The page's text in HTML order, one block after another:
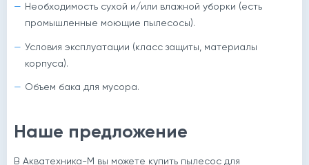
Необходимость сухой и/или влажной уборки (есть
промышленные моющие пылесосы).
Условия эксплуатации (класс защиты, материалы
корпуса).
Объем бака для мусора.
Наше предложение
В Акватехника-М вы можете купить пылесос для